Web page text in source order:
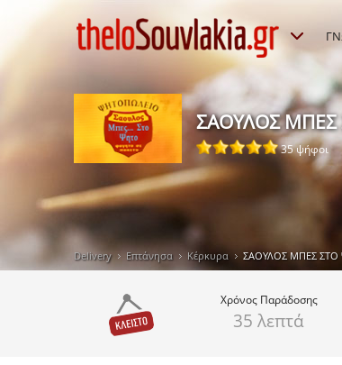
ΣΑΟΥΛΟΣ
35 ψήφοι
Delivery Επτάνησα Κέρκυρα ΣΑΟΥΛΟΣ ΜΠΕΣ
Χρόνος Παράδοσης
35 λεπτά